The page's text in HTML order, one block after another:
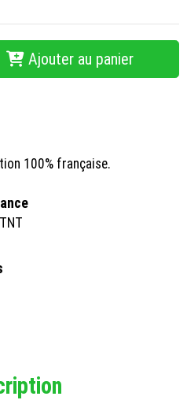
Ajouter au panier
100% française.